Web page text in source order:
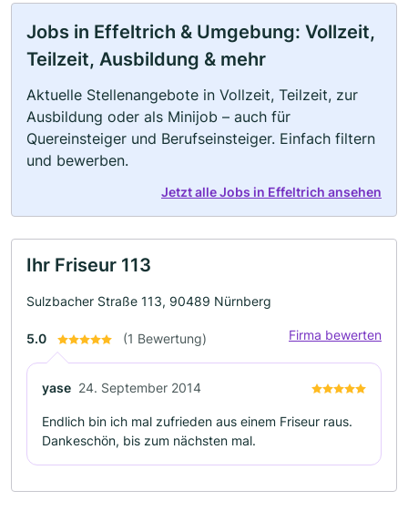
Jobs in Effeltrich & Umgebung: Vollzeit,
Teilzeit, Ausbildung & mehr
Aktuelle Stellenangebote in Vollzeit, Teilzeit, zur
Ausbildung oder als Minijob – auch für
Quereinsteiger und Berufseinsteiger. Einfach filtern
und bewerben.
Jetzt alle Jobs in Effeltrich ansehen
Ihr Friseur 113
Sulzbacher Straße 113, 90489 Nürnberg
5.0 (1 Bewertung) Firma bewerten
yase 24. September 2014
Endlich bin ich mal zufrieden aus einem Friseur raus.
Dankeschön, bis zum nächsten mal.